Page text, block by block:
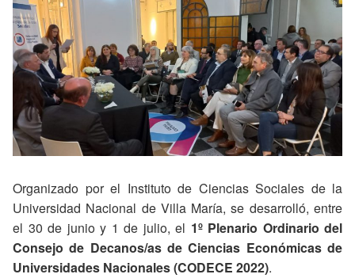
Organizado por el Instituto de Ciencias Sociales de la
Universidad Nacional de Villa María, se desarrolló, entre
el 30 de junio y 1 de julio, el 1º Plenario Ordinario del
Consejo de Decanos/as de Ciencias Económicas de
Universidades Nacionales (CODECE 2022).